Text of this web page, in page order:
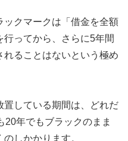
ックマークは「借金を全額
ってから、さらに5年間
ることはないという極め
している期間は、どれだ
20年でもブラックのまま
しかかります。